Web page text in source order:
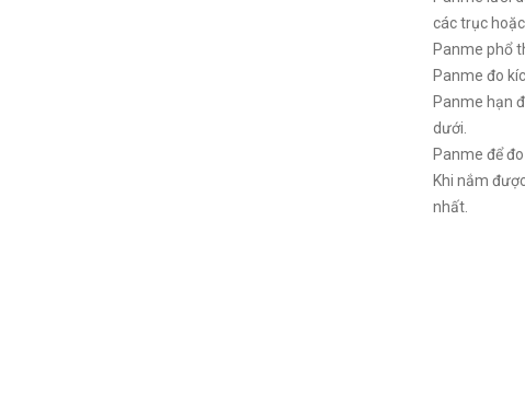
các trục
Panme phổ
Panme đo
Panme hạn
dưới.
Panme để
Khi nắm
nhất.